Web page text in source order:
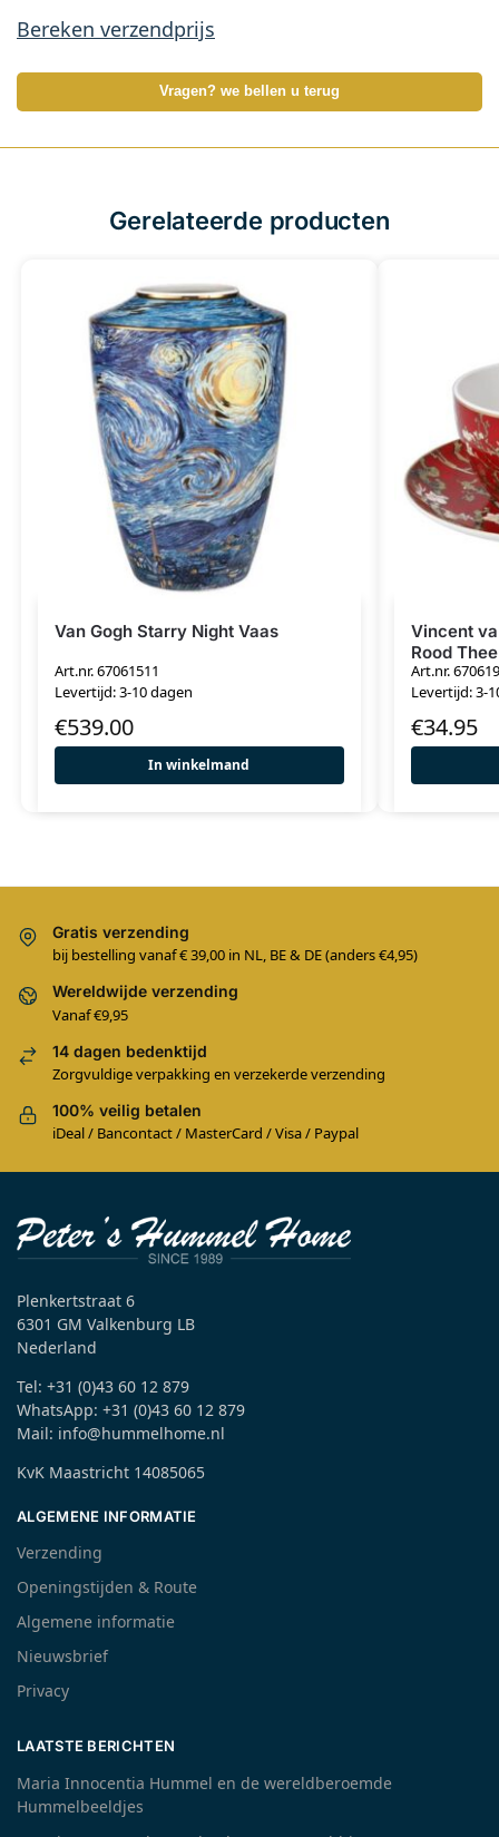
Bereken verzendprijs
Vragen? we bellen u terug
Gerelateerde producten
Van Gogh Starry Night Vaas
Art.nr. 67061511
Levertijd: 3-10 dagen
€539.00
In winkelmand
Vincent
Rood
Art.nr.
Levertijd: 3-
€34.95
Gratis verzending
bij bestelling vanaf € 39,00 in NL, BE & DE (anders €4,95)
Wereldwijde verzending
Vanaf €9,95
14 dagen bedenktijd
Zorgvuldige verpakking en verzekerde verzending
100% veilig betalen
iDeal / Bancontact / MasterCard / Visa / Paypal
Plenkertstraat 6
6301 GM Valkenburg LB
Nederland
Tel: +31 (0)43 60 12 879
WhatsApp: +31 (0)43 60 12 879
Mail: info@hummelhome.nl
KvK Maastricht 14085065
ALGEMENE INFORMATIE
Verzending
Openingstijden & Route
Algemene informatie
Nieuwsbrief
Privacy
LAATSTE BERICHTEN
Maria Innocentia Hummel en de wereldberoemde
Hummelbeeldjes